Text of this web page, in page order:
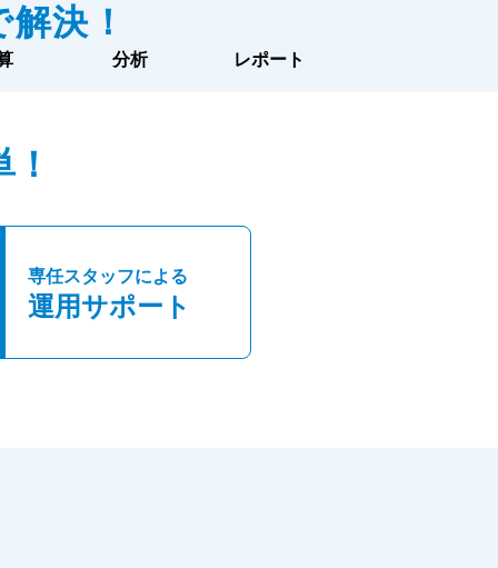
決！
分析 レポート
専任スタッフによる
運用サポート